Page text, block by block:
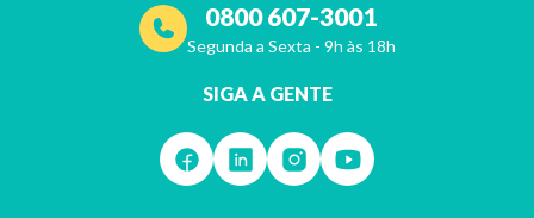
0800 607-3001
Segunda a Sexta - 9h às 18h
SIGA A GENTE